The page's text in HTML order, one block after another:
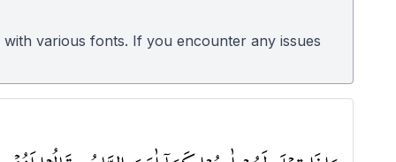
various fonts. If you encounter any issues